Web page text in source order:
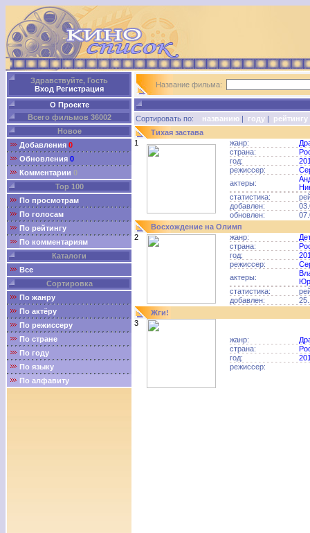
Здравствуйте, Гость
Вход Регистрация
О Проекте
Всего фильмов 36002
Новое
Добавления 0
Обновления 0
Комментарии 0
Top 100
По просмотрам
По голосам
По рейтингу
По комментариям
Каталоги
Все
Сортировка
По жанру
По актёру
По режиссеру
По стране
По году
По языку
По алфавиту
Название фильма:
Сортировать по: названию | году | рейтингу
Тихая застава
1
жанр:
страна:
год:
режиссер:
актеры:
статистика:
добавлен:
обновлен:
Восхождение на Олимп
2
жанр:
страна:
год:
режиссер:
актеры:
статистика:
добавлен:
Жги!
3
жанр:
страна:
год:
режиссер: